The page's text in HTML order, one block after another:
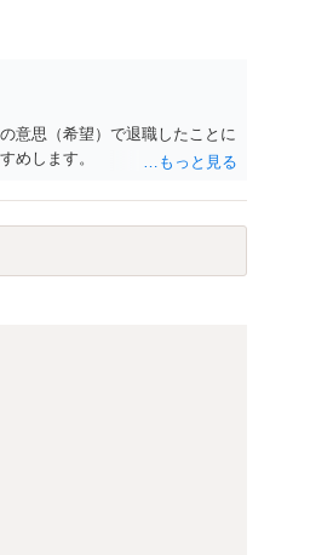
意思（希望）で退職したことに
めします。